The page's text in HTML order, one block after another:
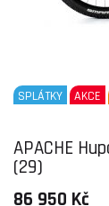
SPLÁTKY AKCE
APACHE
(29)
86 950 Kč